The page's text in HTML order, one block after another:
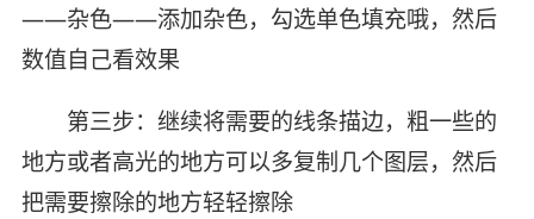
——杂色——添加杂色，勾选单色填充哦，然后
数值自己看效果
第三步：继续将需要的线条描边，粗一些的
地方或者高光的地方可以多复制几个图层，然后
把需要擦除的地方轻轻擦除